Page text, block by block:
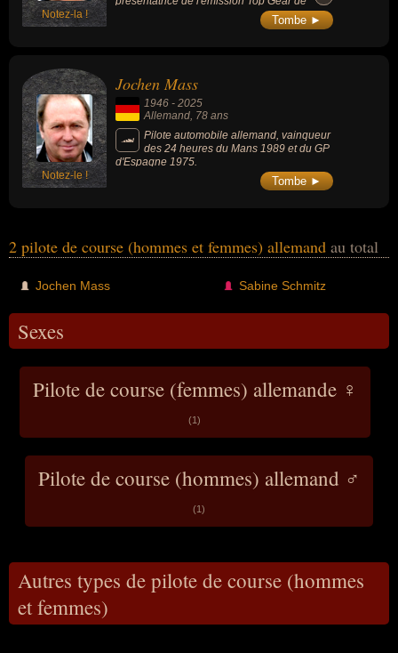
Notez-la !
2016 à 2020, elle avait fait 20 000 tours du
circuit le plus dangereux du monde.
Tombe ►
Notez-le !
Jochen Mass
1946 - 2025
Allemand , 78 ans
Pilote automobile allemand, vainqueur
des 24 heures du Mans 1989 et du GP
d'Espagne 1975.
Tombe ►
2 pilote de course (hommes et femmes) allemand au total
Jochen Mass Sabine Schmitz
Sexes
Pilote de course (femmes) allemande ♀
(1)
Pilote de course (hommes) allemand ♂
(1)
Autres types de pilote de course (hommes
et femmes)